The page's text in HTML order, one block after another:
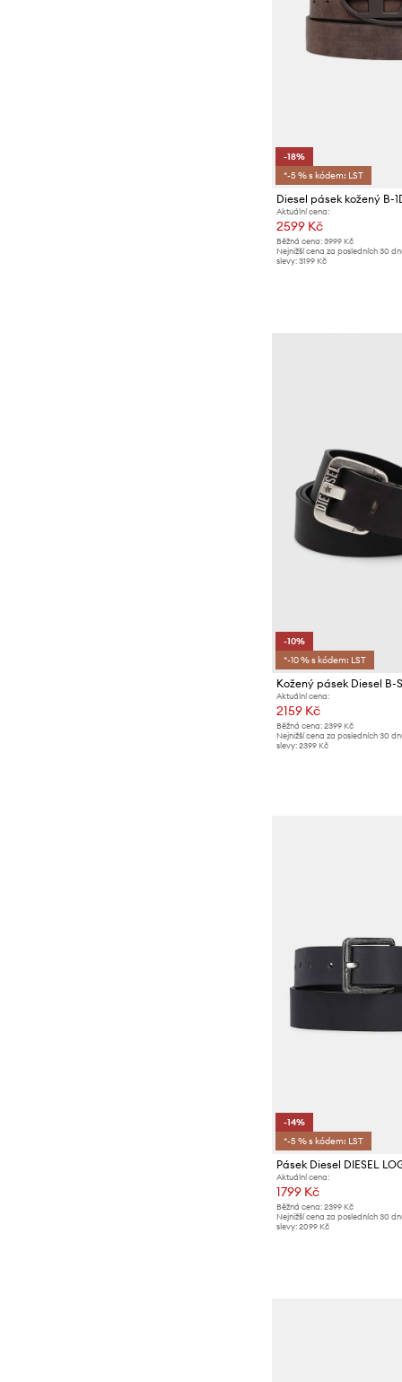
-18%
*-5 % s kódem: LST
Diesel pásek kožený B-
Aktuální cena:
2599 Kč
Běžná cena: 3999 Kč
Nejnižší cena za posledních 30
slevy: 3199 Kč
-10%
*-10 % s kódem: LST
Kožený pásek Diesel B-
Aktuální cena:
2159 Kč
Běžná cena: 2399 Kč
Nejnižší cena za posledních 30
slevy: 2399 Kč
-14%
*-5 % s kódem: LST
Aktuální cena:
1799 Kč
Běžná cena: 2399 Kč
Nejnižší cena za posledních 30
slevy: 2099 Kč